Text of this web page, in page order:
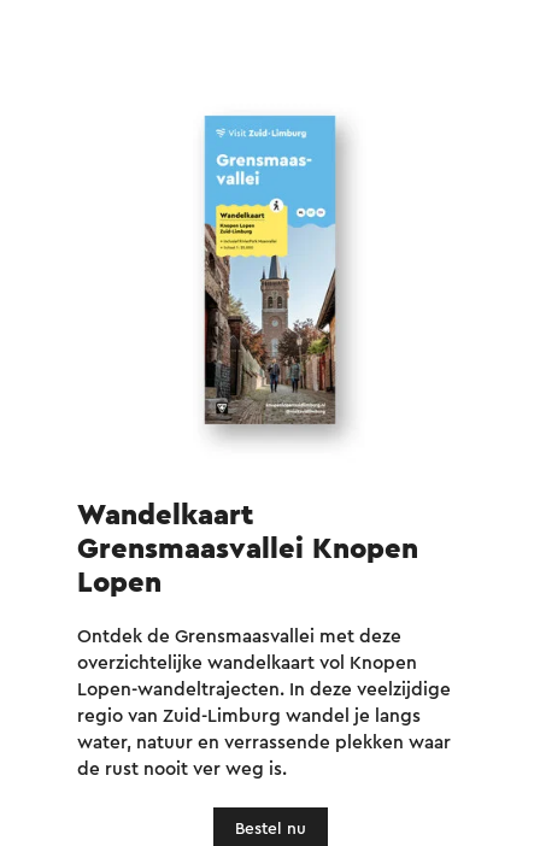
Wandelkaart
Grensmaasvallei Knopen
Lopen
Ontdek de Grensmaasvallei met deze
overzichtelijke wandelkaart vol Knopen
Lopen-wandeltrajecten. In deze veelzijdige
regio van Zuid-Limburg wandel je langs
water, natuur en verrassende plekken waar
de rust nooit ver weg is.
Bestel nu